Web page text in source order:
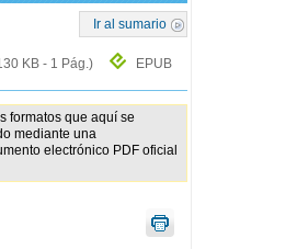
Ir al sumario
KB - 1 Pág.)
EPUB
formatos que aquí se
mediante una
electrónico PDF oficial